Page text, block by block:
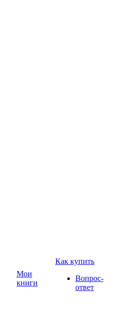
Мои
книги
Как купить
Вопрос-
ответ